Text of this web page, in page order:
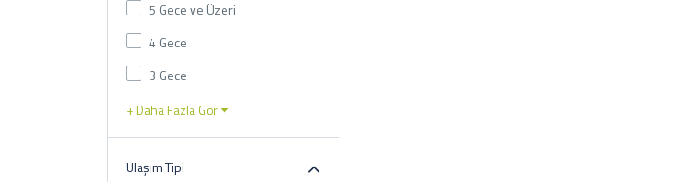
5 Gece ve Üzeri
4 Gece
3 Gece
+ Daha Fazla Gör
Ulaşım Tipi